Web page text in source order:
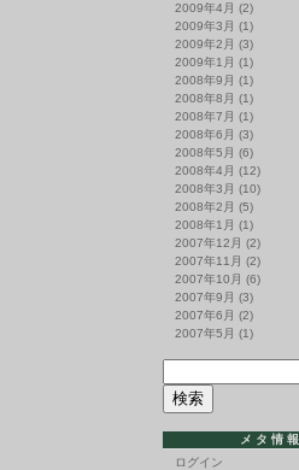
2009年4月 (2)
2009年3月 (1)
2009年2月 (3)
2009年1月 (1)
2008年9月 (1)
2008年8月 (1)
2008年7月 (1)
2008年6月 (3)
2008年5月 (6)
2008年4月 (12)
2008年3月 (10)
2008年2月 (5)
2008年1月 (1)
2007年12月 (2)
2007年11月 (2)
2007年10月 (6)
2007年9月 (3)
2007年6月 (2)
2007年5月 (1)
メタ情報
ログイン